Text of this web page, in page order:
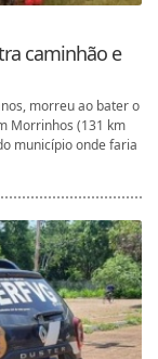
caminhão e
morreu ao bater o
Morrinhos (131 km
município onde faria